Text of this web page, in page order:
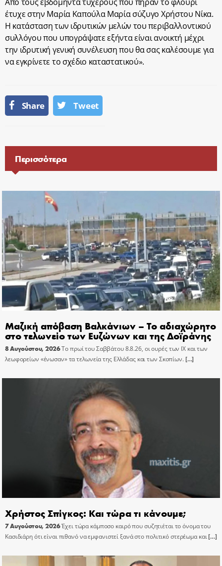
έτυχε στην Μαρία Καπούλα Μαρία σύζυγο Χρήστου Νίκα.
Η κατάσταση των ιδρυτικών μελών του περιβαλλοντικού
συλλόγου που υπογράψατε εξήντα είναι ανοικτή μέχρι
την ιδρυτική γενική συνέλευση που θα σας καλέσουμε για
να εγκρίνετε το σχέδιο καταστατικού».
Share Tweet
Περισσότερα
Μαζική απόβαση Βαλκάνιων – Το αδιαχώρητο
στο τελωνείο των Ευζώνων και της Δοϊράνης
8 Αυγούστου, 2026Το πρωί του Σαββάτου 8.8.26, οι ουρές των ΙΧ και των
λεωφορείων «ένωσαν» τα τελωνεία της Ελλάδας και των Σκοπίων.[…]
Χρήστος Σπίγκος: Και τώρα τι κάνουμε;
7 Αυγούστου, 2026Έχει τώρα κάμποσο καιρό που συζητιέται το όνομα του
Κασιδιάρη ότι είναι πιθανό να εμφανιστεί ξανά στο πολιτικό στερέωμα και[…]